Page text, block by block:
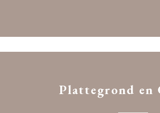
Plattegrond en